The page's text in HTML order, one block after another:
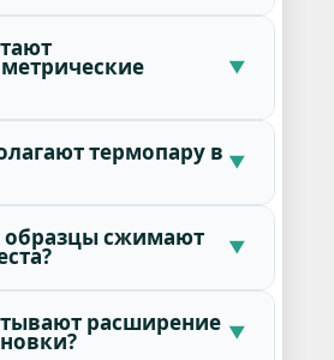
термопару в
образцы сжимают
расширение